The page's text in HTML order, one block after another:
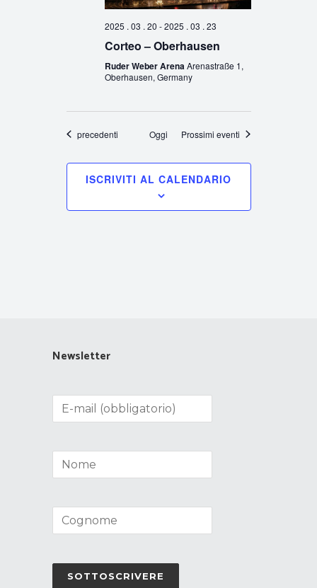
2025 . 03 . 20 -2025 . 03 . 23
Corteo – Oberhausen
Ruder Weber ArenaArenastraße 1,
Oberhausen, Germany
Eventi
precedenti Oggi Prossimi eventi
ISCRIVITI AL CALENDARIO
Newsletter